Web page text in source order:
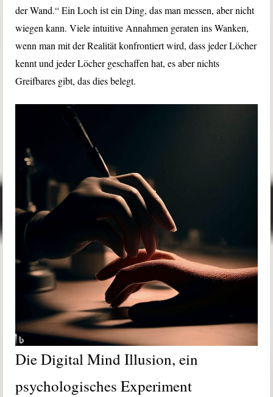
der Wand.“ Ein Loch ist ein Ding, das man messen, aber nicht
wiegen kann. Viele intuitive Annahmen geraten ins Wanken,
wenn man mit der Realität konfrontiert wird, dass jeder Löcher
kennt und jeder Löcher geschaffen hat, es aber nichts
Greifbares gibt, das dies belegt.
Die Digital Mind Illusion, ein
psychologisches Experiment